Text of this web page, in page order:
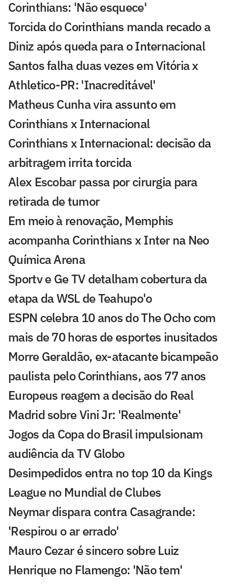
Corinthians: 'Não esquece'
Torcida do Corinthians manda recado a
Diniz após queda para o Internacional
Santos falha duas vezes em Vitória x
Athletico-PR: 'Inacreditável'
Matheus Cunha vira assunto em
Corinthians x Internacional
Corinthians x Internacional: decisão da
arbitragem irrita torcida
Alex Escobar passa por cirurgia para
retirada de tumor
Em meio à renovação, Memphis
acompanha Corinthians x Inter na Neo
Química Arena
Sportv e Ge TV detalham cobertura da
etapa da WSL de Teahupo'o
ESPN celebra 10 anos do The Ocho com
mais de 70 horas de esportes inusitados
Morre Geraldão, ex-atacante bicampeão
paulista pelo Corinthians, aos 77 anos
Europeus reagem a decisão do Real
Madrid sobre Vini Jr: 'Realmente'
Jogos da Copa do Brasil impulsionam
audiência da TV Globo
Desimpedidos entra no top 10 da Kings
League no Mundial de Clubes
Neymar dispara contra Casagrande:
'Respirou o ar errado'
Mauro Cezar é sincero sobre Luiz
Henrique no Flamengo: 'Não tem'